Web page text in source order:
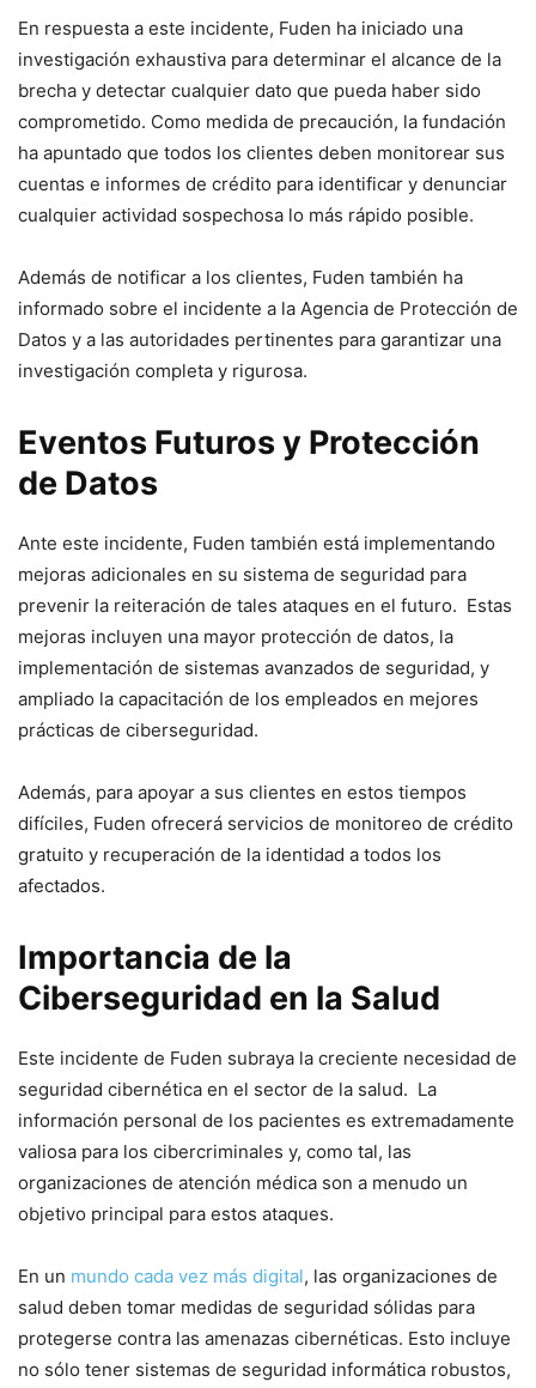
En respuesta a este ​incidente, Fuden ha iniciado una
investigación exhaustiva para determinar el alcance de la
brecha y detectar cualquier dato que pueda haber sido
comprometido. Como ⁢medida de precaución, la fundación
ha apuntado que todos los clientes deben monitorear sus
cuentas ⁤e informes de crédito para identificar y denunciar
cualquier actividad sospechosa lo más rápido posible.
Además de notificar a los clientes, Fuden también ha
informado sobre el ⁢incidente a la Agencia de Protección de
Datos ‍y a las autoridades pertinentes para garantizar una​
investigación completa y⁤ rigurosa.
Eventos Futuros y ⁤Protección
de Datos
Ante este incidente, Fuden también está implementando
mejoras adicionales en su sistema⁣ de seguridad para
prevenir la reiteración de tales ataques en⁤ el⁣ futuro. ‌ Estas
mejoras incluyen una mayor protección de datos, la
implementación de sistemas avanzados de seguridad, y
ampliado la capacitación de los empleados en mejores
‌prácticas de ⁢ciberseguridad.
Además, para apoyar a sus clientes en estos tiempos
difíciles, Fuden ofrecerá servicios de monitoreo de crédito ​
gratuito y recuperación de la identidad a todos los
afectados.
Importancia de la
Ciberseguridad en la Salud
Este incidente de Fuden subraya la creciente necesidad de
seguridad cibernética en el sector de la salud. ​ La
información personal de los pacientes es extremadamente
valiosa para los cibercriminales y, como tal, las
organizaciones de atención médica son a menudo un
objetivo principal para‍ estos ataques.
En un mundo cada vez más digital, las organizaciones de
salud deben tomar medidas de seguridad sólidas para
protegerse contra las amenazas cibernéticas. Esto incluye
no sólo tener ⁤sistemas de seguridad informática robustos,